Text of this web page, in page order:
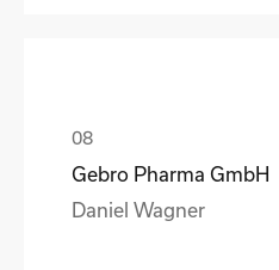
Gebro Pharma GmbH
Daniel Wagner